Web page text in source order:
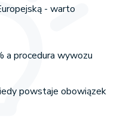
- warto
procedura wywozu
powstaje obowiązek